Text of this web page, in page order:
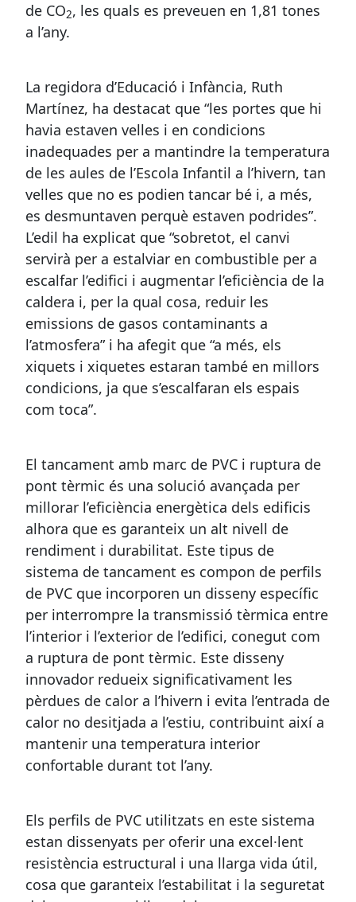
de CO2, les quals es preveuen en 1,81 tones
a l’any.
La regidora d’Educació i Infància, Ruth
Martínez, ha destacat que “les portes que hi
havia estaven velles i en condicions
inadequades per a mantindre la temperatura
de les aules de l’Escola Infantil a l’hivern, tan
velles que no es podien tancar bé i, a més,
es desmuntaven perquè estaven podrides”.
L’edil ha explicat que “sobretot, el canvi
servirà per a estalviar en combustible per a
escalfar l’edifici i augmentar l’eficiència de la
caldera i, per la qual cosa, reduir les
emissions de gasos contaminants a
l’atmosfera” i ha afegit que “a més, els
xiquets i xiquetes estaran també en millors
condicions, ja que s’escalfaran els espais
com toca”.
El tancament amb marc de PVC i ruptura de
pont tèrmic és una solució avançada per
millorar l’eficiència energètica dels edificis
alhora que es garanteix un alt nivell de
rendiment i durabilitat. Este tipus de
sistema de tancament es compon de perfils
de PVC que incorporen un disseny específic
per interrompre la transmissió tèrmica entre
l’interior i l’exterior de l’edifici, conegut com
a ruptura de pont tèrmic. Este disseny
innovador redueix significativament les
pèrdues de calor a l’hivern i evita l’entrada de
calor no desitjada a l’estiu, contribuint així a
mantenir una temperatura interior
confortable durant tot l’any.
Els perfils de PVC utilitzats en este sistema
estan dissenyats per oferir una excel·lent
resistència estructural i una llarga vida útil,
cosa que garanteix l’estabilitat i la seguretat